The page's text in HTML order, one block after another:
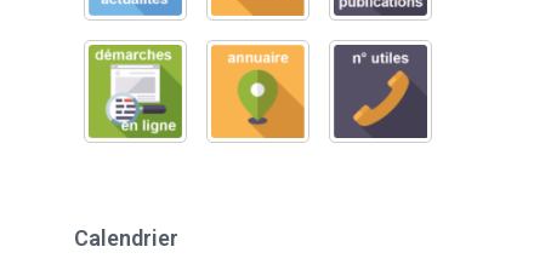
Calendrier